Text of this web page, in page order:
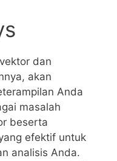
dan‌
akan
Anda
masalah
beserta
efektif untuk
analisis Anda.